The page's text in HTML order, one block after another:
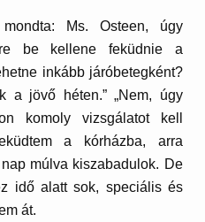
Ms. Osteen, úgy
be kellene feküdnie a
inkább járóbetegként?
a jövő héten.” „Nem, úgy
komoly vizsgálatot kell
a kórházba, arra
múlva kiszabadulok. De
idő alatt sok, speciális és
át.